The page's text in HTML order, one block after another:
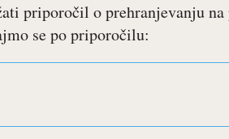
priporočil o prehranjevanju na
se po priporočilu: